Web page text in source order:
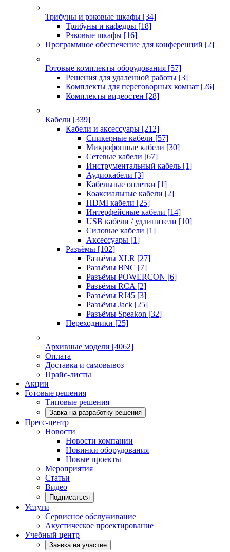
Трибуны и рэковые шкафы [34]
Трибуны и кафедры [18]
Рэковые шкафы [16]
Программное обеспечение для конференций [2]
Готовые комплекты оборудования [57]
Решения для удаленной работы [3]
Комплекты для переговорных комнат [26]
Комплекты видеостен [28]
Кабели [339]
Кабели и аксессуары [212]
Спикерные кабели [57]
Микрофонные кабели [30]
Сетевые кабели [67]
Инструментальный кабель [1]
Аудиокабели [3]
Кабельные оплетки [1]
Коаксиальные кабели [2]
HDMI кабели [25]
Интерфейсные кабели [14]
USB кабели / удлинители [10]
Силовые кабели [1]
Аксессуары [1]
Разъёмы [102]
Разъёмы XLR [27]
Разъёмы BNC [7]
Разъёмы POWERCON [6]
Разъёмы RCA [2]
Разъёмы RJ45 [3]
Разъёмы Jack [25]
Разъёмы Speakon [32]
Переходники [25]
Архивные модели [4062]
Оплата
Доставка и самовывоз
Прайс-листы
Акции
Готовые решения
Типовые решения
Завка на разработку решения
Пресс-центр
Новости
Новости компании
Новинки оборудования
Новые проекты
Мероприятия
Статьи
Видео
Подписаться
Услуги
Сервисное обслуживание
Акустическое проектирование
Учебный центр
Заявка на участие